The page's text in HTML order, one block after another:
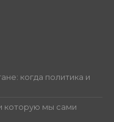
когда политика и
которую мы сами